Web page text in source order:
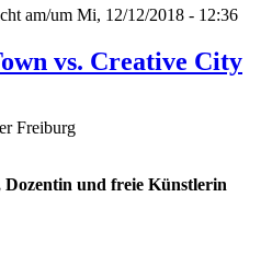
am/um Mi, 12/12/2018 - 12:36
vs. Creative City
Freiburg
und freie Künstlerin